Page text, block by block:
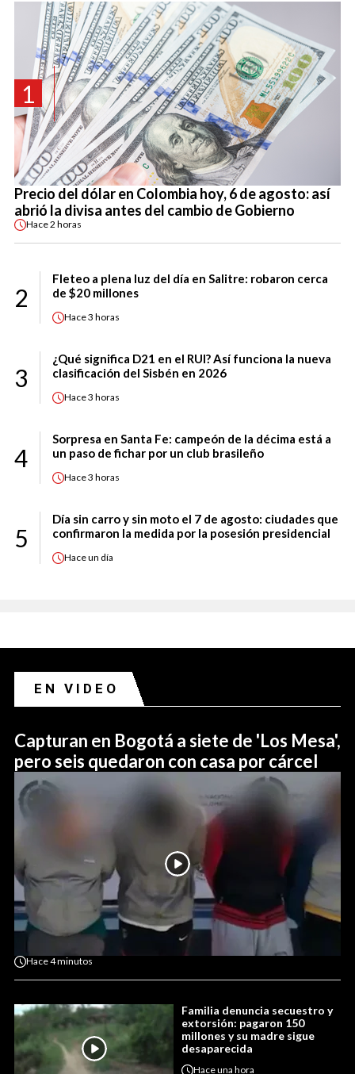
1
Precio del dólar en Colombia hoy, 6 de agosto: así
abrió la divisa antes del cambio de Gobierno
Hace2 horas
2
Fleteo a plena luz del día en Salitre: robaron cerca
de $20 millones
Hace3 horas
3
¿Qué significa D21 en el RUI? Así funciona la nueva
clasificación del Sisbén en 2026
Hace3 horas
4
Sorpresa en Santa Fe: campeón de la décima está a
un paso de fichar por un club brasileño
Hace3 horas
5
Día sin carro y sin moto el 7 de agosto: ciudades que
confirmaron la medida por la posesión presidencial
Haceun día
EN VIDEO
Capturan en Bogotá a siete de 'Los Mesa',
pero seis quedaron con casa por cárcel
Hace4 minutos
Familia denuncia secuestro y
extorsión: pagaron 150
millones y su madre sigue
desaparecida
Haceuna hora